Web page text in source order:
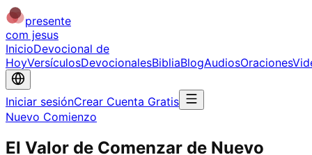
presente
com jesus
InicioDevocional de
HoyVersículosDevocionalesBibliaBlogAudiosOraciones
Iniciar sesiónCrear Cuenta Gratis
Nuevo Comienzo
El Valor de Comenzar de Nuevo